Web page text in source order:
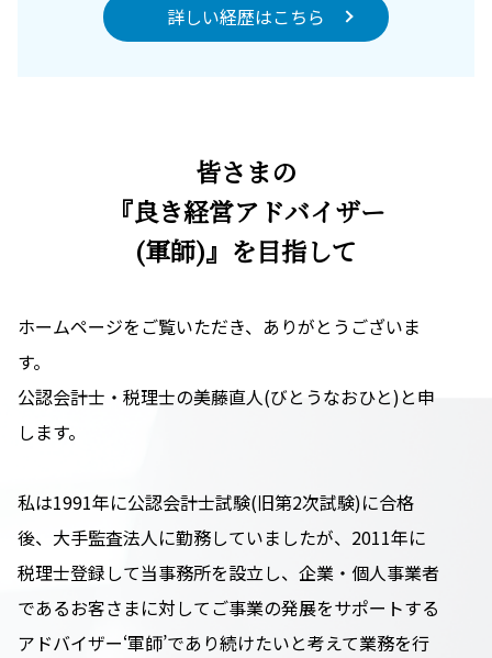
詳しい経歴はこちら
皆さまの
『良き経営アドバイザー
(軍師)』を目指して
ホームページをご覧いただき、ありがとうございま
す。
公認会計士・税理士の美藤直人(びとうなおひと)と申
します。
私は1991年に公認会計士試験(旧第2次試験)に合格
後、大手監査法人に勤務していましたが、2011年に
税理士登録して当事務所を設立し、企業・個人事業者
であるお客さまに対してご事業の発展をサポートする
アドバイザー‘軍師’であり続けたいと考えて業務を行